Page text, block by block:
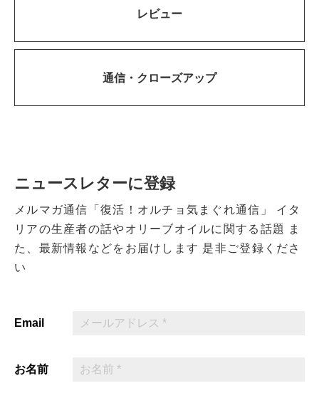
レビュー
通信・ クローズアップ
ニュースレターに登録
メルマガ通信「復活！オルチョ気まぐれ通信」
イタ
リアの生産者の話やオリーブオイルに関する話題
ま
た、最新情報などをお届けします 是非ご登録くださ
い
Email
お名前